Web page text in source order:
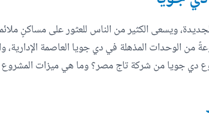
ويسعى الكثير من الناس للعثور على مساكنٍ
الوحدات المذهلة في دي جويا العاصمة الإدارية،
دي جويا من شركة تاج مصر؟ وما هي ميزات